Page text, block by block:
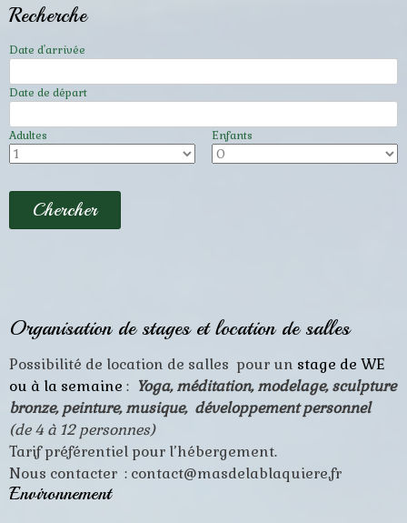
Recherche
Date d'arrivée
Date de départ
Adultes Enfants
Organisationde stages et location de salles
Possibilité de location de salles pour un stage de WE
ou à la semaine : Yoga, méditation, modelage, sculpture
bronze, peinture, musique, développement personnel
(de 4 à 12 personnes)
Tarif préférentiel pour l’hébergement.
Nous contacter : contact@masdelablaquiere.fr
Environnement